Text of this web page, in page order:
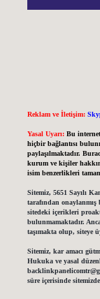
Reklam ve İletişim:
Yasal Uyarı: Bu
hiçbir bağlantısı
paylaşılmaktadır.
kurum ve kişiler
isim benzerlikleri
Sitemiz, 5651 Sayılı
tarafından onaylanmış
sitedeki içerikleri
bulunmamaktadır.
taşımakta olup, siteye
Sitemiz, kar amacı
Hukuka ve yasal
süre içerisinde